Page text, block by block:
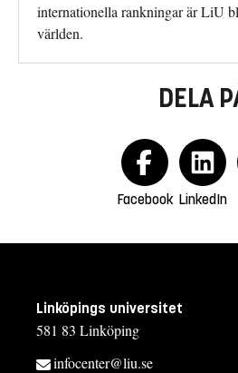
internationella rankningar är LiU
världen.
DELA
Facebook LinkedIn
Linköpings universitet
581 83 Linköping
infocenter@liu.se